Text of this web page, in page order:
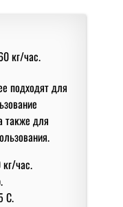
подходят для
также для
час.
С.